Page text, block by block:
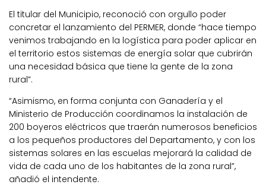
El titular del Municipio, reconoció con orgullo poder
concretar el lanzamiento del PERMER, donde “hace tiempo
venimos trabajando en la logística para poder aplicar en
el territorio estos sistemas de energía solar que cubrirán
una necesidad básica que tiene la gente de la zona
rural”.
“Asimismo, en forma conjunta con Ganadería y el
Ministerio de Producción coordinamos la instalación de
200 boyeros eléctricos que traerán numerosos beneficios
a los pequeños productores del Departamento, y con los
sistemas solares en las escuelas mejorará la calidad de
vida de cada uno de los habitantes de la zona rural”,
añadió el intendente.